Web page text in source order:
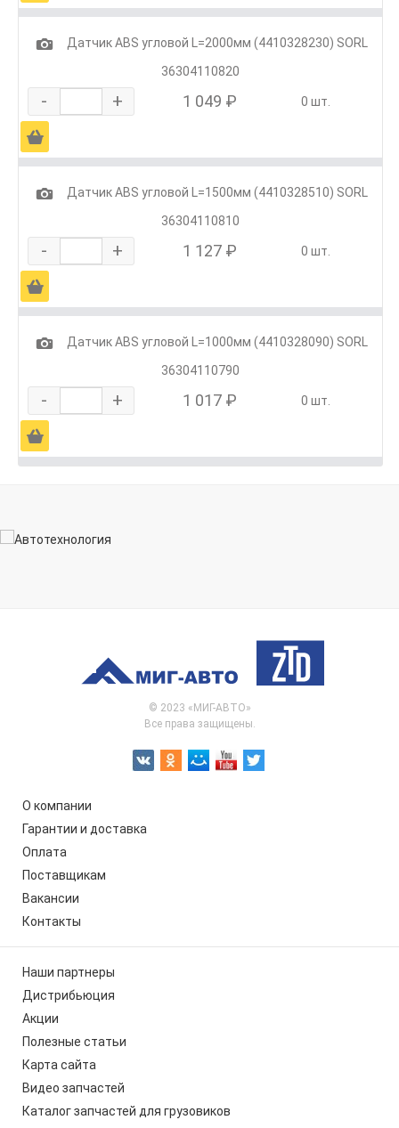
1
Датчик ABS угловой L=2000мм (4410328230) SORL
36304110820
- + 1 049 ₽ 0 шт.
Ä
1
Датчик ABS угловой L=1500мм (4410328510) SORL
36304110810
- + 1 127 ₽ 0 шт.
Ä
1
Датчик ABS угловой L=1000мм (4410328090) SORL
36304110790
- + 1 017 ₽ 0 шт.
Ä
© 2023 «МИГ-АВТО»
Все права защищены.
О компании
Гарантии и доставка
Оплата
Поставщикам
Вакансии
Контакты
Наши партнеры
Дистрибьюция
Акции
Полезные статьи
Карта сайта
Видео запчастей
Каталог запчастей для грузовиков